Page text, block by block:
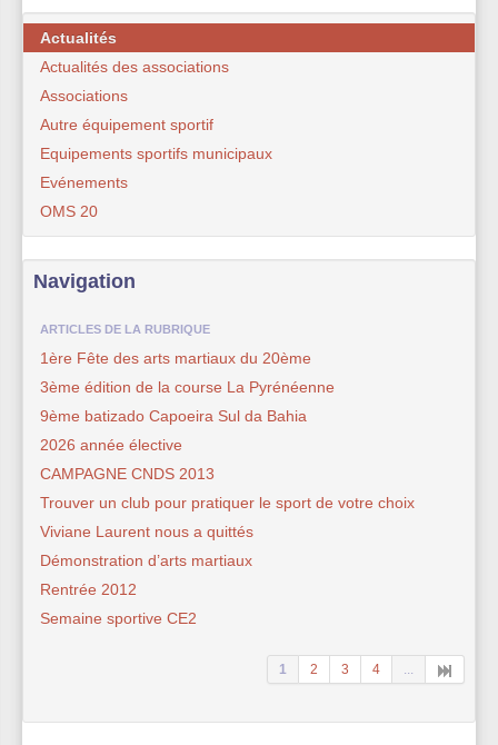
Actualités
Actualités des associations
Associations
Autre équipement sportif
Equipements sportifs municipaux
Evénements
OMS 20
Navigation
ARTICLES DE LA RUBRIQUE
1ère Fête des arts martiaux du 20ème
3ème édition de la course La Pyrénéenne
9ème batizado Capoeira Sul da Bahia
2026 année élective
CAMPAGNE CNDS 2013
Trouver un club pour pratiquer le sport de votre choix
Viviane Laurent nous a quittés
Démonstration d’arts martiaux
Rentrée 2012
Semaine sportive CE2
1 2 3 4 ...